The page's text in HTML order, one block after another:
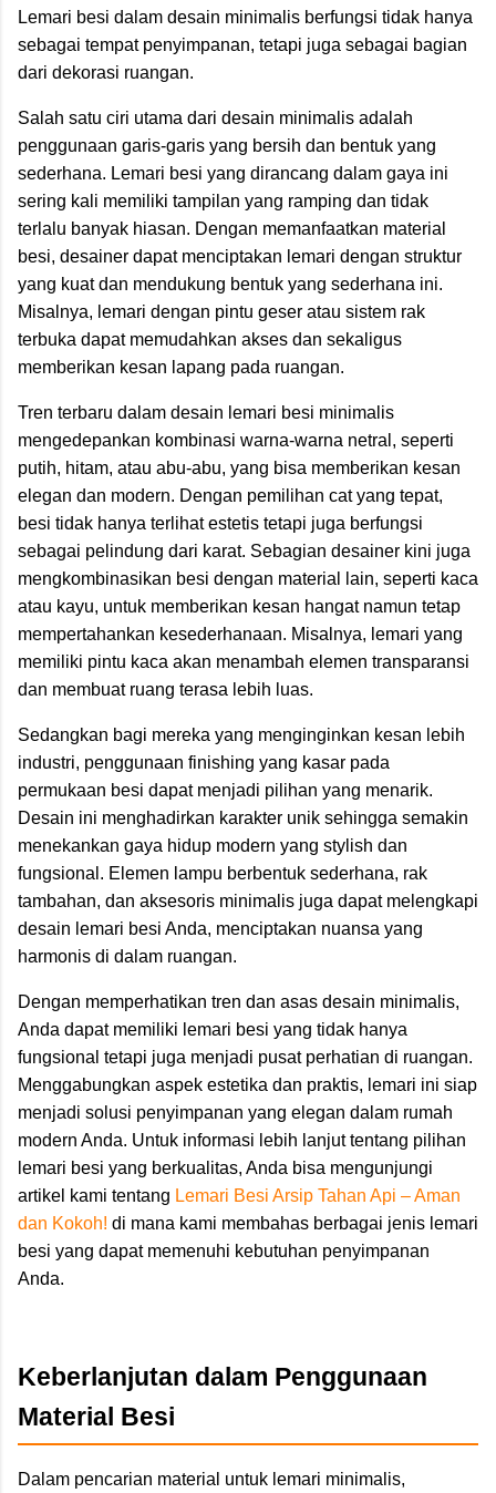
Lemari besi dalam desain minimalis berfungsi tidak hanya
sebagai tempat penyimpanan, tetapi juga sebagai bagian
dari dekorasi ruangan.
Salah satu ciri utama dari desain minimalis adalah
penggunaan garis-garis yang bersih dan bentuk yang
sederhana. Lemari besi yang dirancang dalam gaya ini
sering kali memiliki tampilan yang ramping dan tidak
terlalu banyak hiasan. Dengan memanfaatkan material
besi, desainer dapat menciptakan lemari dengan struktur
yang kuat dan mendukung bentuk yang sederhana ini.
Misalnya, lemari dengan pintu geser atau sistem rak
terbuka dapat memudahkan akses dan sekaligus
memberikan kesan lapang pada ruangan.
Tren terbaru dalam desain lemari besi minimalis
mengedepankan kombinasi warna-warna netral, seperti
putih, hitam, atau abu-abu, yang bisa memberikan kesan
elegan dan modern. Dengan pemilihan cat yang tepat,
besi tidak hanya terlihat estetis tetapi juga berfungsi
sebagai pelindung dari karat. Sebagian desainer kini juga
mengkombinasikan besi dengan material lain, seperti kaca
atau kayu, untuk memberikan kesan hangat namun tetap
mempertahankan kesederhanaan. Misalnya, lemari yang
memiliki pintu kaca akan menambah elemen transparansi
dan membuat ruang terasa lebih luas.
Sedangkan bagi mereka yang menginginkan kesan lebih
industri, penggunaan finishing yang kasar pada
permukaan besi dapat menjadi pilihan yang menarik.
Desain ini menghadirkan karakter unik sehingga semakin
menekankan gaya hidup modern yang stylish dan
fungsional. Elemen lampu berbentuk sederhana, rak
tambahan, dan aksesoris minimalis juga dapat melengkapi
desain lemari besi Anda, menciptakan nuansa yang
harmonis di dalam ruangan.
Dengan memperhatikan tren dan asas desain minimalis,
Anda dapat memiliki lemari besi yang tidak hanya
fungsional tetapi juga menjadi pusat perhatian di ruangan.
Menggabungkan aspek estetika dan praktis, lemari ini siap
menjadi solusi penyimpanan yang elegan dalam rumah
modern Anda. Untuk informasi lebih lanjut tentang pilihan
lemari besi yang berkualitas, Anda bisa mengunjungi
artikel kami tentang Lemari Besi Arsip Tahan Api – Aman
dan Kokoh! di mana kami membahas berbagai jenis lemari
besi yang dapat memenuhi kebutuhan penyimpanan
Anda.
Keberlanjutan dalam Penggunaan
Material Besi
Dalam pencarian material untuk lemari minimalis,